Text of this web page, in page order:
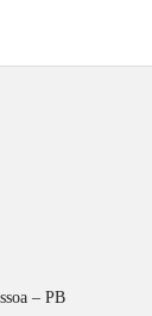
– PB